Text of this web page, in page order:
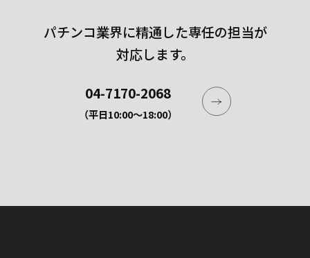
パチンコ業界に精通した専任の担当が
対応します。
04-7170-2068
（平日10:00〜18:00）